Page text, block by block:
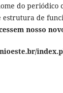
do periódico
de
nosso